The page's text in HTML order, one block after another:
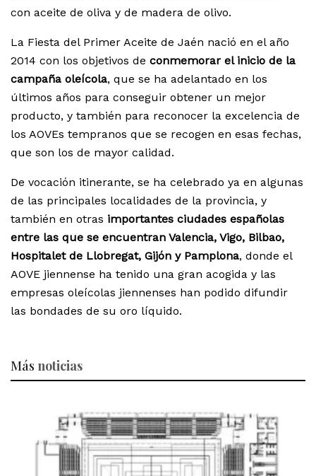
con aceite de oliva y de madera de olivo.
La Fiesta del Primer Aceite de Jaén nació en el año
2014 con los objetivos de conmemorar el inicio de la
campaña oleícola, que se ha adelantado en los
últimos años para conseguir obtener un mejor
producto, y también para reconocer la excelencia de
los AOVEs tempranos que se recogen en esas fechas,
que son los de mayor calidad.
De vocación itinerante, se ha celebrado ya en algunas
de las principales localidades de la provincia, y
también en otras importantes ciudades españolas
entre las que se encuentran Valencia, Vigo, Bilbao,
Hospitalet de Llobregat, Gijón y Pamplona, donde el
AOVE jiennense ha tenido una gran acogida y las
empresas oleícolas jiennenses han podido difundir
las bondades de su oro líquido.
Más noticias